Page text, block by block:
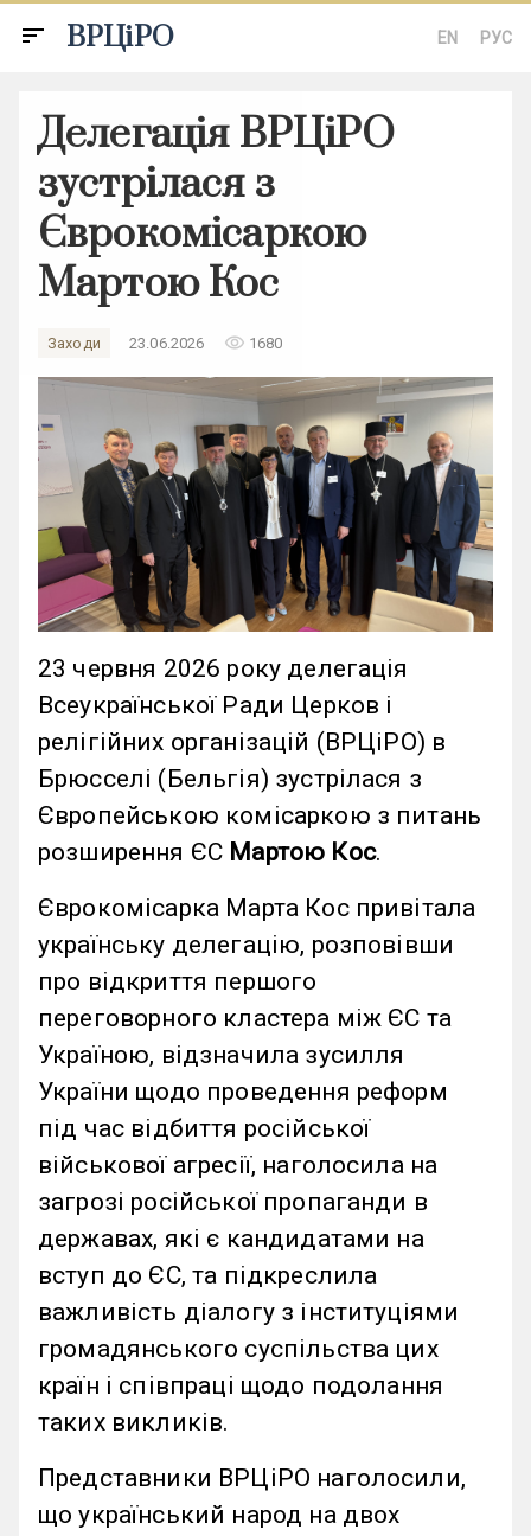
sort ВРЦіРО EN РУС
Делегація ВРЦіРО
зустрілася з
Єврокомісаркою
Мартою Кос
Заходи 23.06.2026 remove_red_eye 1680
23 червня 2026 року делегація
Всеукраїнської Ради Церков і
релігійних організацій (ВРЦіРО) в
Брюсселі (Бельгія) зустрілася з
Європейською комісаркою з питань
розширення ЄС Мартою Кос.
Єврокомісарка Марта Кос привітала
українську делегацію, розповівши
про відкриття першого
переговорного кластера між ЄС та
Україною, відзначила зусилля
України щодо проведення реформ
під час відбиття російської
військової агресії, наголосила на
загрозі російської пропаганди в
державах, які є кандидатами на
вступ до ЄС, та підкреслила
важливість діалогу з інституціями
громадянського суспільства цих
країн і співпраці щодо подолання
таких викликів.
Представники ВРЦіРО наголосили,
що український народ на двох